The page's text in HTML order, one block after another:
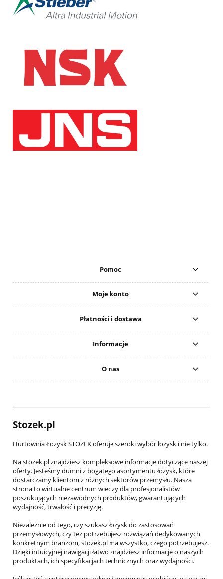
Pomoc
Moje konto
Płatności i dostawa
Informacje
O nas
Stozek.pl
Hurtownia Łożysk STOŻEK oferuje szeroki wybór łożysk i nie tylko.
Na stozek.pl znajdziesz kompleksowe informacje dotyczące naszej
oferty. Jesteśmy dumni z bogatego asortymentu łożysk, które
dostarczamy klientom z różnych sektorów przemysłu. Nasza
strona to wirtualne centrum wiedzy dla profesjonalistów
poszukujących niezawodnych produktów, gwarantujących
wydajność, trwałość i precyzję.
Niezależnie od tego, czy szukasz łożysk do zastosowań
przemysłowych, czy też potrzebujesz rozwiązań dedykowanych
konkretnym branżom, stozek.pl ma wszystko, czego potrzebujesz.
Dzięki intuicyjnej nawigacji łatwo znajdziesz informacje o naszych
produktach, ich specyfikacjach technicznych oraz wydajności.